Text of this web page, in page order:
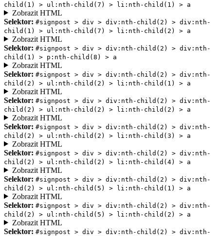
child(1) > ul:nth-child(7) > li:nth-child(1) > a
Zobrazit HTML
Selektor: #signpost > div > div:nth-child(2) > div:nth-
child(1) > ul:nth-child(7) > li:nth-child(2) > a
Zobrazit HTML
Selektor: #signpost > div > div:nth-child(2) > div:nth-
child(1) > p:nth-child(8) > a
Zobrazit HTML
Selektor: #signpost > div > div:nth-child(2) > div:nth-
child(2) > ul:nth-child(2) > li:nth-child(1) > a
Zobrazit HTML
Selektor: #signpost > div > div:nth-child(2) > div:nth-
child(2) > ul:nth-child(2) > li:nth-child(2) > a
Zobrazit HTML
Selektor: #signpost > div > div:nth-child(2) > div:nth-
child(2) > ul:nth-child(2) > li:nth-child(3) > a
Zobrazit HTML
Selektor: #signpost > div > div:nth-child(2) > div:nth-
child(2) > ul:nth-child(2) > li:nth-child(4) > a
Zobrazit HTML
Selektor: #signpost > div > div:nth-child(2) > div:nth-
child(2) > ul:nth-child(5) > li:nth-child(1) > a
Zobrazit HTML
Selektor: #signpost > div > div:nth-child(2) > div:nth-
child(2) > ul:nth-child(5) > li:nth-child(2) > a
Zobrazit HTML
Selektor: #signpost > div > div:nth-child(2) > div:nth-